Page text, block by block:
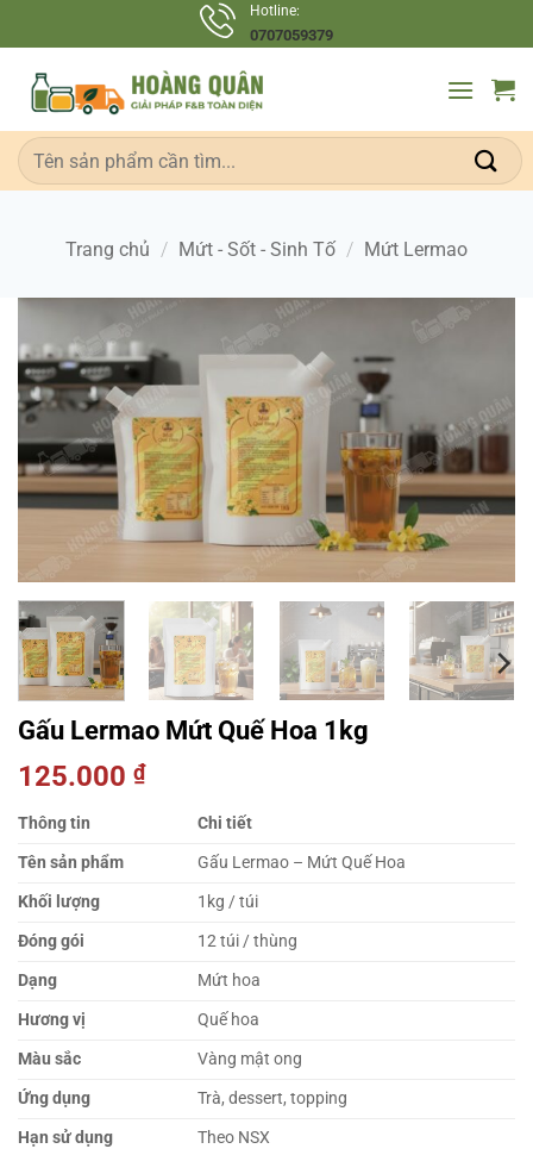
qua
dung
Hotline:
0707059379
Tìm
kiếm:
Trang chủ / Mứt - Sốt - Sinh Tố / Mứt Lermao
Gấu Lermao Mứt Quế Hoa 1kg
125.000 ₫
Thông tin
Chi tiết
Tên sản phẩm
Gấu Lermao – Mứt Quế Hoa
Khối lượng
1kg / túi
Đóng gói
12 túi / thùng
Dạng
Mứt hoa
Hương vị
Quế hoa
Màu sắc
Vàng mật ong
Ứng dụng
Trà, dessert, topping
Hạn sử dụng
Theo NSX